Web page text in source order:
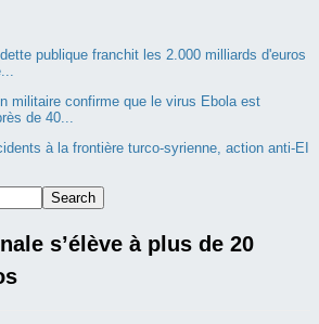
publique franchit les 2.000 milliards d'euros
militaire confirme que le virus Ebola est
de 40...
à la frontière turco-syrienne, action anti-EI
s’élève à plus de 20